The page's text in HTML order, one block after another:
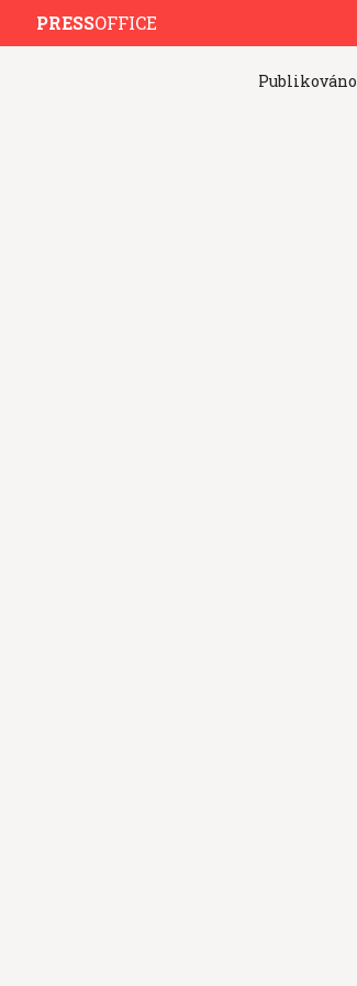
PRESSOFFICE
Publikováno